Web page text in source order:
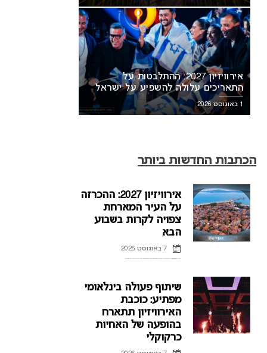
אירוויזיון 2027: ההתלבטות על
התאריכים עלולה להשפיע על ישראל
1 באוגוסט 2026
הכתבות החדשות ביותר
אירוויזיון 2027: ההכרזה
על העיר המארחת
צפויה לקרות בשבוע
הבא
7 באוגוסט 2026
שיתוף פעולה בינלאומי
מפתיע: כוכבת
האירוויזיון תתארח
בהופעה של האחיות
כרקוקלי